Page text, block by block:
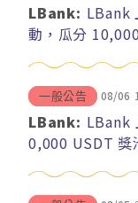
LBank: LBank
動，瓜分
一般公告 08/06
LBank: LBank
0,000 USDT 獎